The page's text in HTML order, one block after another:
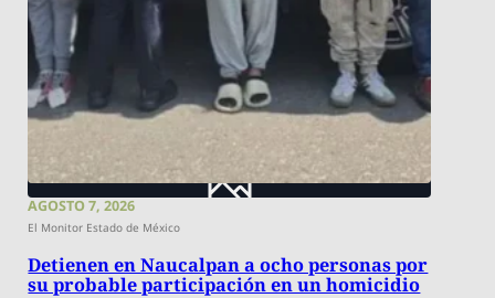
AGOSTO 7, 2026
El Monitor Estado de México
Detienen en Naucalpan a ocho personas por
su probable participación en un homicidio